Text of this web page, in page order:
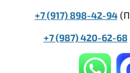
+7 (917) 898-42-94
+7 (987) 420-62-68